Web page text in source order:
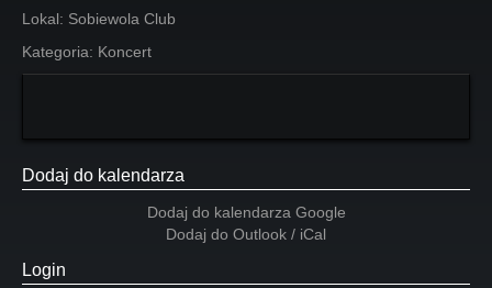
Lokal: Sobiewola Club
Kategoria: Koncert
Dodaj do kalendarza
Dodaj do kalendarza Google
Dodaj do Outlook / iCal
Login